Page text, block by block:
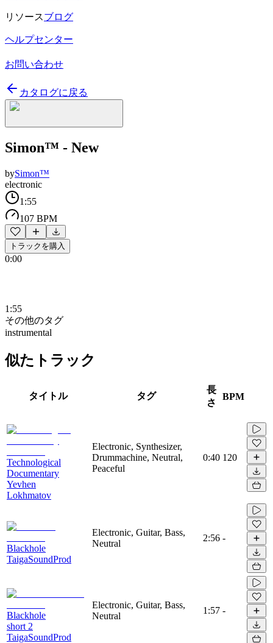
リソースブログ
ヘルプセンター
お問い合わせ
カタログに戻る
Simon™ - New
bySimon™
electronic
1:55
107 BPM
トラックを購入
0:00
1:55
その他のタグ
instrumental
似たトラック
タイトル タグ
長
さ
BPM
Technological
Documentary
Yevhen
Lokhmatov
Electronic, Synthesizer,
Drummachine, Neutral,
Peaceful
0:40 120
Blackhole
TaigaSoundProd
Electronic, Guitar, Bass,
Neutral
2:56 -
Blackhole
short 2
TaigaSoundProd
Electronic, Guitar, Bass,
Neutral
1:57 -